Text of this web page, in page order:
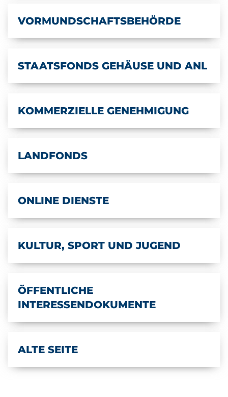
VORMUNDSCHAFTSBEHÖRDE
STAATSFONDS GEHÄUSE UND ANL
KOMMERZIELLE GENEHMIGUNG
LANDFONDS
ONLINE DIENSTE
KULTUR, SPORT UND JUGEND
ÖFFENTLICHE
INTERESSENDOKUMENTE
ALTE SEITE